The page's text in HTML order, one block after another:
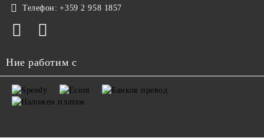
Телефон: +359 2 958 1857
Ние работим с